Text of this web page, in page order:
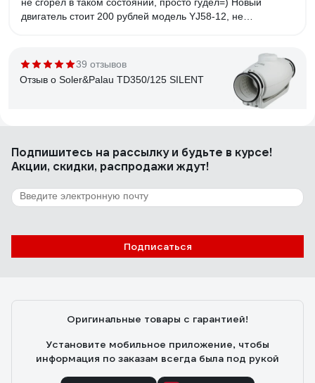
двигатель стоит 200 рублей модель YJ58-12, не
готово.
39 отзывов
Отзыв о Soler&Palau TD350/125 SILENT
68 отзывов
Отзыв о ERA PROFIT 5 86-384
Игорь Л. 17.04.2024
Подпишитесь на рассылкуи будьте в курсе!
Акции, скидки, распродажи ждут!
Подписаться
Оригинальные товары с гарантией!
Установите мобильное приложение, чтобы
информация по заказам всегда была под рукой